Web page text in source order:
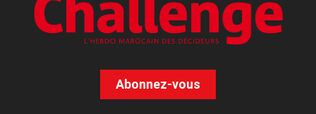
Abonnez-vous